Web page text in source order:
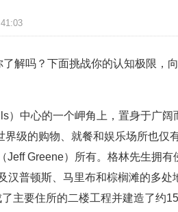
解吗？下面挑战你的认知极限，
）中心的一个岬角上，置身于广阔
级的购物、就餐和娱乐场所也仅
Greene）所有。格林先生拥有
普顿斯、马里布和棕榈滩的多处
主要住所的二楼工程并建造了约